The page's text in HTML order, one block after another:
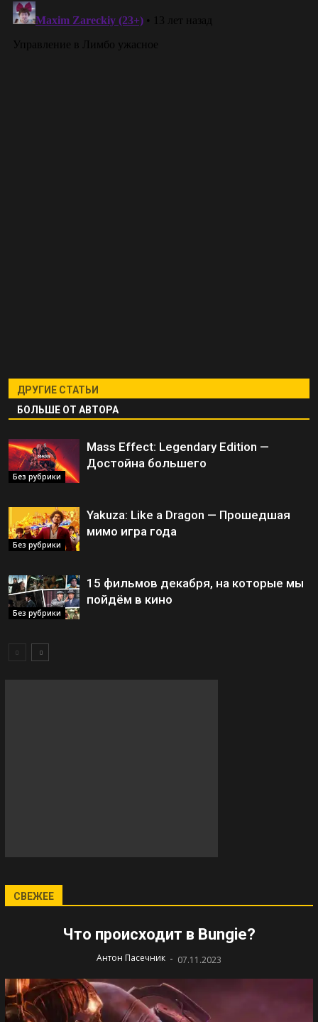
ДРУГИЕ СТАТЬИ
БОЛЬШЕ ОТ АВТОРА
Без рубрики
Mass Effect: Legendary Edition —
Достойна большего
Без рубрики
Yakuza: Like a Dragon — Прошедшая
мимо игра года
Без рубрики
15 фильмов декабря, на которые мы
пойдём в кино
СВЕЖЕЕ
Что происходит в Bungie?
Антон Пасечник - 07.11.2023